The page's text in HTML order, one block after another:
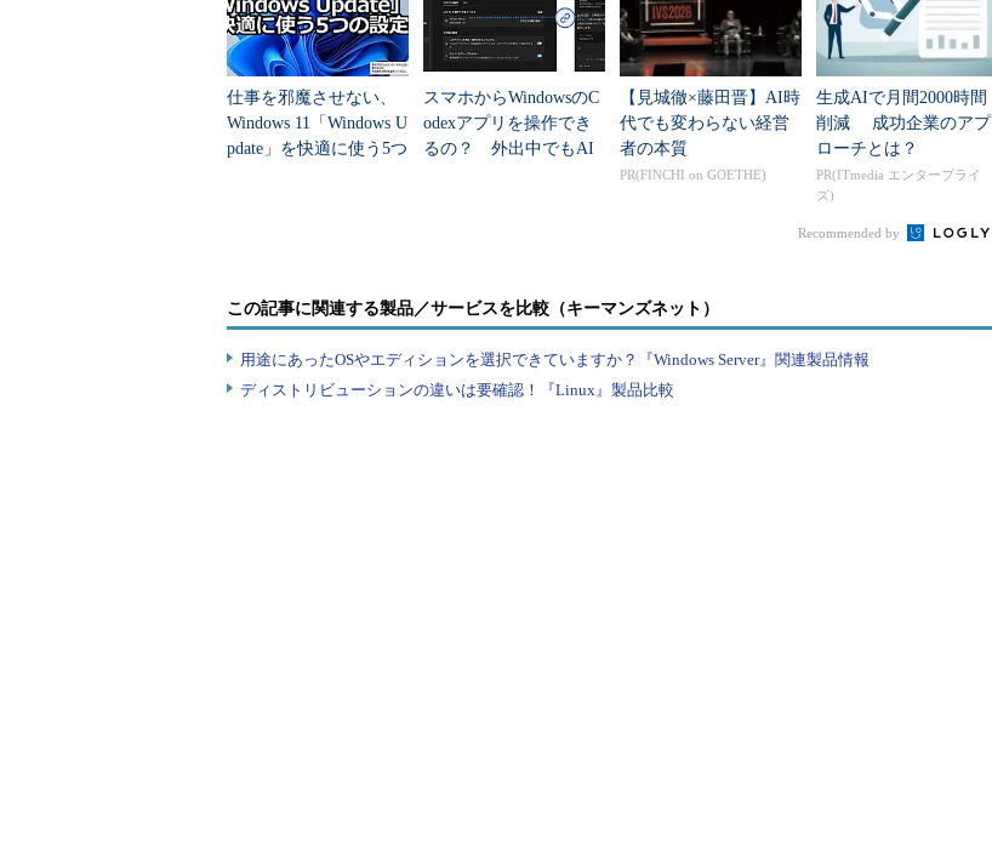
に登録する場合、［組織のアカウントを登録する］はAzure Active Directory（AAD）の資
格情報がある会社や学校のメールアドレスで登録する場合だ。通常は［個人アカウント
を登録する］を選択して登録すればよい。
仕事を邪魔させない、
Windows 11「Windows U
pdate」を快適に使う5つ
スマホからWindowsのC
odexアプリを操作でき
るの？ 外出中でもAI
【見城徹×藤田晋】AI時
代でも変わらない経営
者の本質
PR(FINCHI on GOETHE)
生成AIで月間2000時間
削減 成功企業のアプ
ローチとは？
PR(ITmedia エンタープライ
ズ)
Recommended by
この記事に関連する製品／サービスを比較（キーマンズネット）
用途にあったOSやエディションを選択できていますか？『Windows Server』関連製品情報
ディストリビューションの違いは要確認！『Linux』製品比較